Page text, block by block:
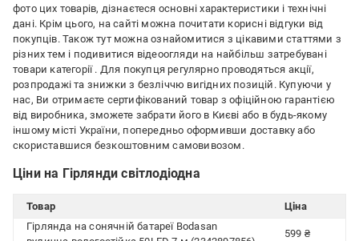
фото цих товарів, дізнаєтеся основні характеристики і технічні
дані. Крім цього, на сайті можна почитати корисні відгуки від
покупців. Також тут можна ознайомитися з цікавими статтями з
різних тем і подивитися відеоогляди на найбільш затребувані
товари категорії . Для покупця регулярно проводяться акції,
розпродажі та знижки з безліччю вигідних позицій. Купуючи у
нас, Ви отримаєте сертифікований товар з офіційною гарантією
від виробника, зможете забрати його в Києві або в будь-якому
іншому місті України, попередньо оформивши доставку або
скориставшися безкоштовним самовивозом.
Ціни на Гірлянди світлодіодна
Товар
Ціна
Гірлянда на сонячній батареї Bodasan
599 ₴